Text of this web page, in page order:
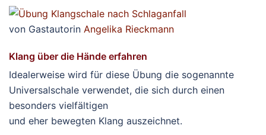
von Gastautorin Angelika Rieckmann
Klang über die Hände erfahren
Idealerweise wird für diese Übung die sogenannte
Universalschale verwendet, die sich durch einen
besonders vielfältigen
und eher bewegten Klang auszeichnet.